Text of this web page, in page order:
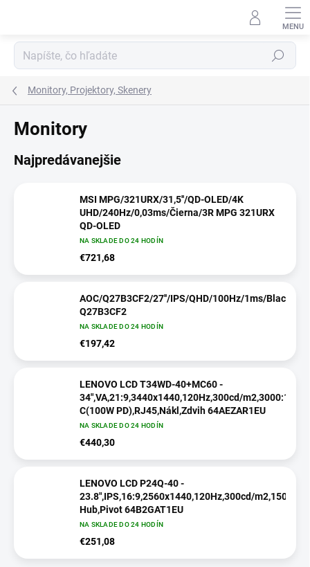
Hľadať
Monitory, Projektory, Skenery
Monitory
Najpredávanejšie
MSI MPG/321URX/31,5''/QD-OLED/4K
UHD/240Hz/0,03ms/Čierna/3R MPG 321URX
QD-OLED
NA SKLADE DO 24 HODÍN
€721,68
AOC/Q27B3CF2/27''/IPS/QHD/100Hz/1ms/Black/3R
Q27B3CF2
NA SKLADE DO 24 HODÍN
€197,42
LENOVO LCD T34WD-40+MC60 -
34",VA,21:9,3440x1440,120Hz,300cd/
C(100W PD),RJ45,Nákl,Zdvih 64AEZAR1EU
NA SKLADE DO 24 HODÍN
€440,30
LENOVO LCD P24Q-40 -
23.8",IPS,16:9,2560x1440,120Hz,300cd/
Hub,Pivot 64B2GAT1EU
NA SKLADE DO 24 HODÍN
€251,08